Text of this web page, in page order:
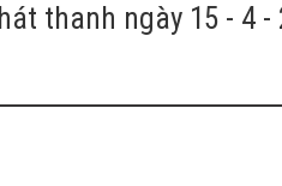
thanh ngày 15 - 4 -